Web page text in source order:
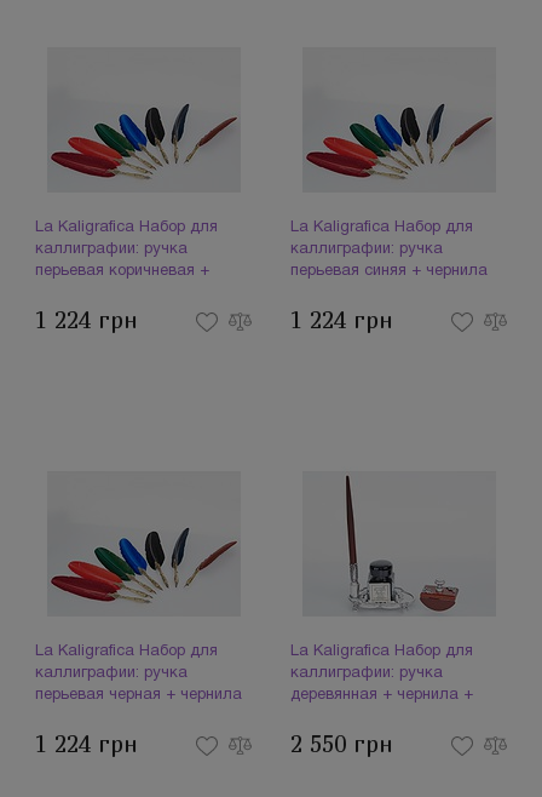
La Kaligrafica Набор для
каллиграфии: ручка
перьевая коричневая +
1 224 грн
La Kaligrafica Набор для
каллиграфии: ручка
перьевая синяя + чернила
1 224 грн
La Kaligrafica Набор для
каллиграфии: ручка
перьевая черная + чернила
1 224 грн
La Kaligrafica Набор для
каллиграфии: ручка
деревянная + чернила +
907 (094011)
2 550 грн